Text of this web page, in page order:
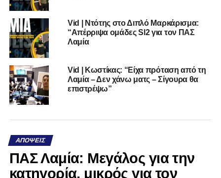
Vid | Ντότης στο Διπλό Μαρκάρισμα:
“Απέρριψα ομάδες Sl2 για τον ΠΑΣ
Λαμία
Vid | Κωστίκας: “Είχα πρόταση από τη
Λαμία – Δεν χάνω ματς – Σίγουρα θα
επιστρέψω”
ΑΠΌΨΕΙΣ
ΠΑΣ Λαμία: Μεγάλος για την
κατηγορία, μικρός για τον